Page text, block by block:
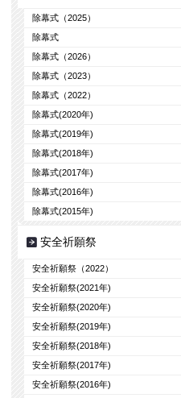
除幕式（2025）
除幕式
除幕式（2026）
除幕式（2023）
除幕式（2022）
除幕式(2020年)
除幕式(2019年)
除幕式(2018年)
除幕式(2017年)
除幕式(2016年)
除幕式(2015年)
安全祈願祭
安全祈願祭（2022）
安全祈願祭(2021年)
安全祈願祭(2020年)
安全祈願祭(2019年)
安全祈願祭(2018年)
安全祈願祭(2017年)
安全祈願祭(2016年)